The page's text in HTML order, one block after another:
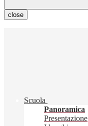
close
Scuola
Panoramica
Presentazione